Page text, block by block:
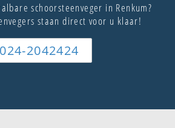
schoorsteenveger in Renkum?
staan direct voor u klaar!
024-2042424